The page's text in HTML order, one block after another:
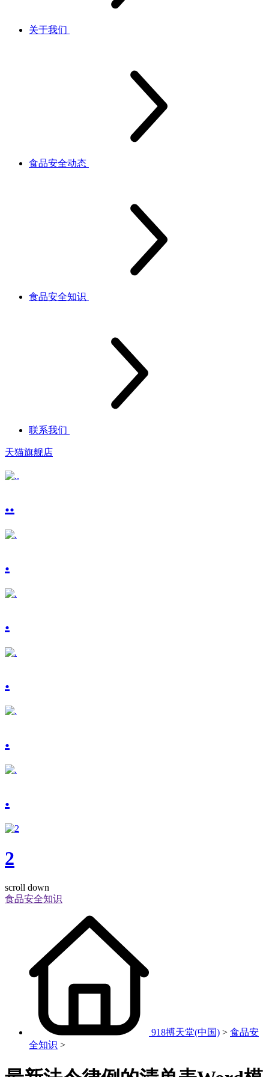
关于我们
食品安全动态
食品安全知识
联系我们
天猫旗舰店
..
.
.
.
.
.
2
scroll down
食品安全知识
918搏天堂(中国) > 食品安
全知识 >